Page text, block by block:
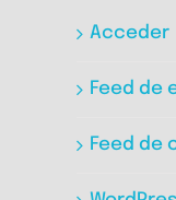
Acceder
Feed de
Feed de